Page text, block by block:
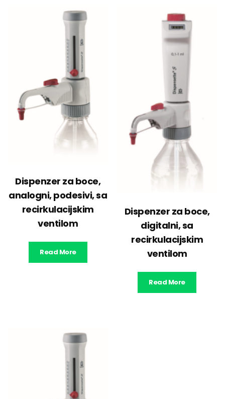
Dispenzer za boce,
analogni, podesivi, sa
recirkulacijskim
ventilom
Read More
Dispenzer za boce,
digitalni, sa
recirkulacijskim
ventilom
Read More